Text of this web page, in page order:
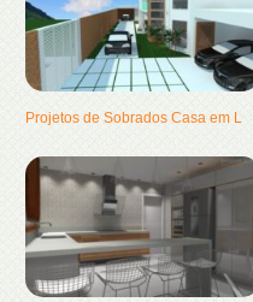
Projetos de Sobrados Casa em L